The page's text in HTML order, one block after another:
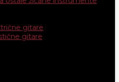
gitare
gitare